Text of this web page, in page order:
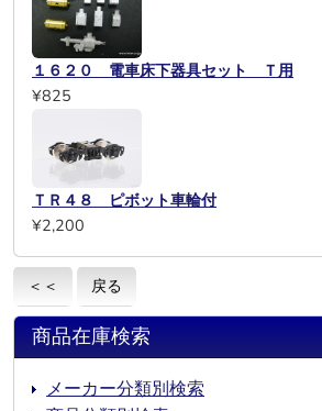
１６２０ 電車床下器具セット Ｔ用
¥825
ＴＲ４８ ピボット車輪付
¥2,200
＜＜ 戻る
商品在庫検索
メーカー分類別検索